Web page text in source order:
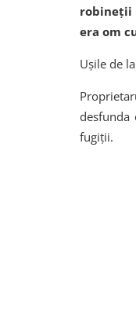
robineții
era om
Ușile de
desfunda
fugiții.